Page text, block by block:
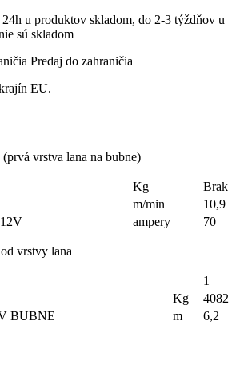
u produktov skladom, do 2-3 týždňov u
sú skladom
Predaj do zahraničia
EU.
vrstva lana na bubne)
Kg
Brak
m/min
10,9
ampery 70
vrstvy lana
1
Kg
4082
BUBNE
m 6,2